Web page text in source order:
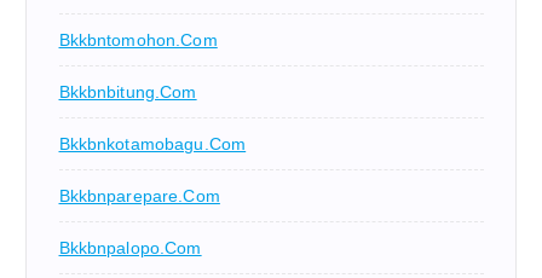
Bkkbntomohon.com
Bkkbnbitung.com
Bkkbnkotamobagu.com
Bkkbnparepare.com
Bkkbnpalopo.com